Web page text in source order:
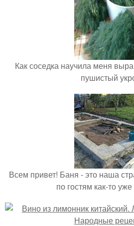
Как соседка научила меня
пушистый
Всем привет! Баня - это наша
по гостям как-то